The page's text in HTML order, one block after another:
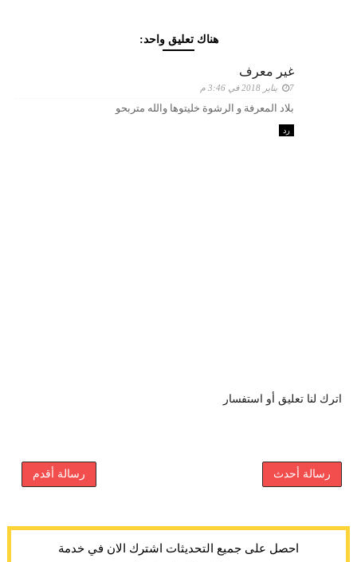
هناك تعليق واحد:
غير معرف
7 يناير 2018 في 3:46 م
بلاد المعرفة و الرشوة خليتوها والله متربحو
رد
اترك لنا تعليق أو استفسار
رسالة أحدث رسالة أقدم
احصل على جميع التحديثات اشترك الان في خدمة